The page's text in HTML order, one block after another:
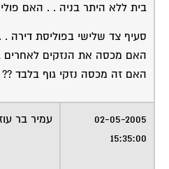
בית ללא היתר בניה . . האם
סעיף צד שלישי בפוליסת דירה . .
האם מכסה את הנזקים לאחרים
האם זה מכסה נזקי גוף בלבד ??
02-05-2005
15:35:00
עמיר בר